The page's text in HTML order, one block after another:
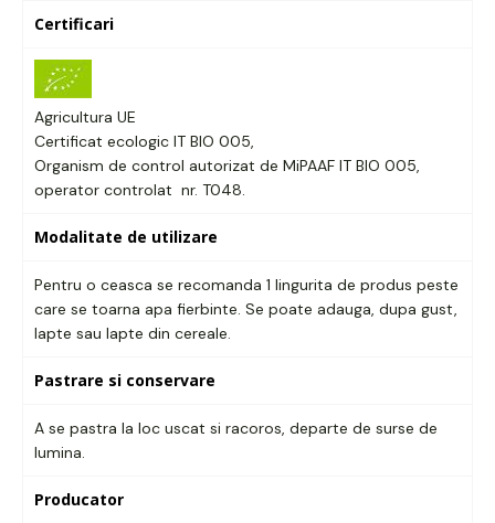
Certificari
Agricultura UE
Certificat ecologic IT BIO 005,
Organism de control autorizat de MiPAAF IT BIO 005,
operator controlat nr. T048.
Modalitate de utilizare
Pentru o ceasca se recomanda 1 lingurita de produs peste
care se toarna apa fierbinte. Se poate adauga, dupa gust,
lapte sau lapte din cereale.
Pastrare si conservare
A se pastra la loc uscat si racoros, departe de surse de
lumina.
Producator